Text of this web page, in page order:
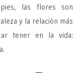
las flores son
y la relación más
tener en la vida: